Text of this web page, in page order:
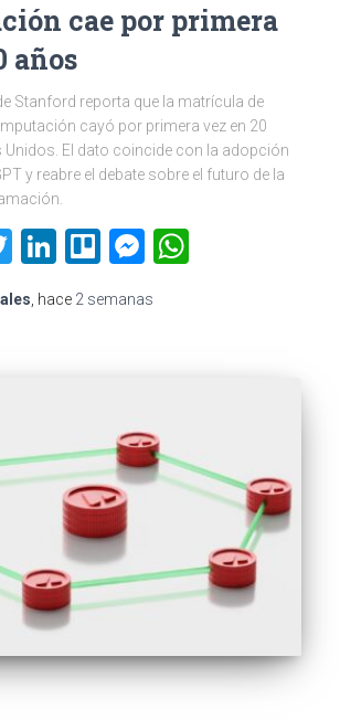
cae por primera
años
Stanford reporta que la matrícula de
cayó por primera vez en 20
Unidos. El dato coincide con la adopción
y reabre el debate sobre el futuro de la
Twitter
LinkedIn
TrelloMessenger
, hace 2 semanas